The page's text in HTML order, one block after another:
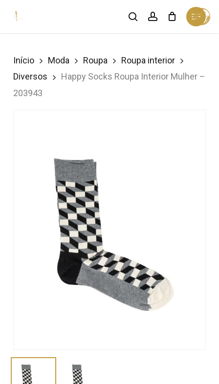
searchaccount
Menu
Close
Cart
Início Moda Roupa
Roupa interior
Diversos
Happy Socks Roupa Interior Mulher –
203943